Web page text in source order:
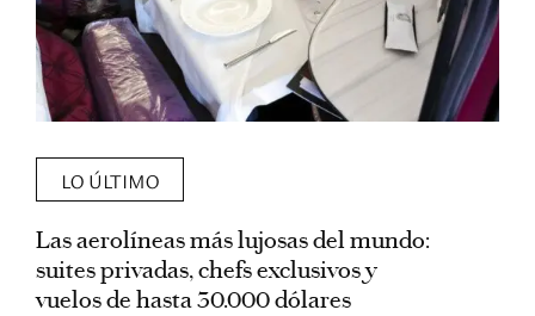
LO ÚLTIMO
Las aerolíneas más lujosas del mundo:
suites privadas, chefs exclusivos y
vuelos de hasta 30.000 dólares